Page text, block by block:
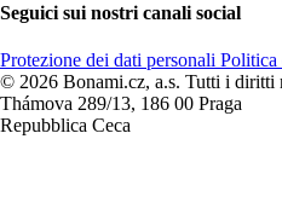
Seguici sui nostri canali social
Protezione dei dati personali Politica
© 2026 Bonami.cz, a.s. Tutti i diritti
Thámova 289/13, 186 00 Praga
Repubblica Ceca